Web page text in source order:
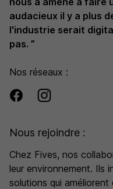
audacieux il y a plus
l'industrie serait
pas. ”
Nos réseaux :
Nous rejoindre :
Chez Fives, nos
leur environnement. Ils
solutions qui